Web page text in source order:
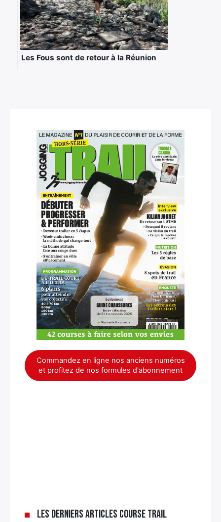
Les Fous sont de retour à la Réunion
Commandez en ligne nos anciens numéros
et profitez de nos formules d'abonnement
Les derniers articles Course trail
Rechercher